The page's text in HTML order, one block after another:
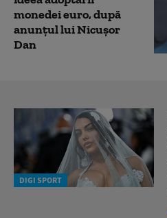
monedei euro, după
anunțul lui Nicușor
Dan
DIGI SPORT